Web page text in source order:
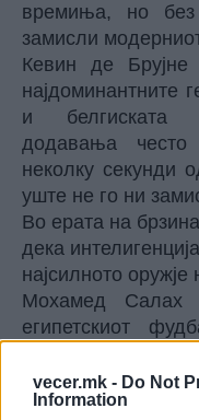
vecer.mk - Do Not
Information
времиња, но
замисли
Кевин де
најдоминантните
и белгиската
додавања
неколку секунди
уште не го ни
Во ерата на
дека
најсилното оружје
Мохамед Салах
египетскиот
дека е можно да
светскиот